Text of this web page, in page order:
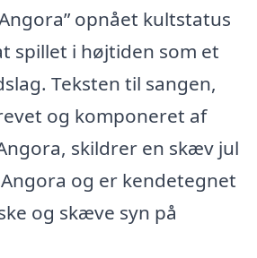
opnået kultstatus
spillet i højtiden som et
Teksten til sangen,
og komponeret af
skildrer en skæv jul
og er kendetegnet
og skæve syn på